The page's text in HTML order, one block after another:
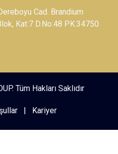
Cad. Brandium
Kat:7 D.No:48 PK:34750
Tüm Hakları Saklıdır
Kariyer